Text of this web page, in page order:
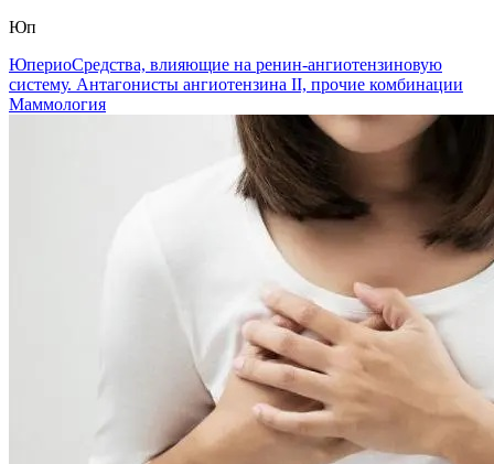
Юп
ЮпериоСредства, влияющие на ренин-ангиотензиновую
систему. Антагонисты ангиотензина II, прочие комбинации
Маммология